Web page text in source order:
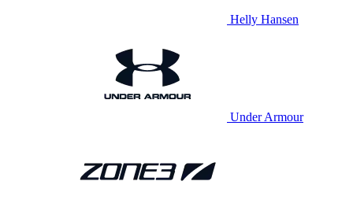
Helly Hansen
Under Armour